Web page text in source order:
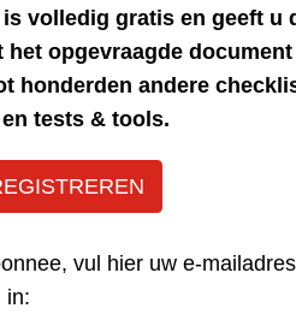
volledig gratis en geeft u
het opgevraagde
honderden andere
tests & tools.
vul hier uw e-
in: